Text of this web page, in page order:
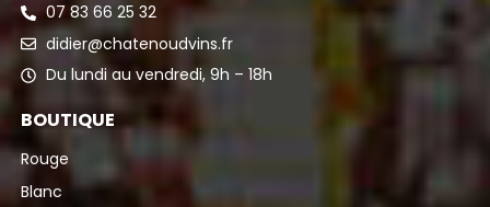
07 83 66 25 32
didier@chatenoudvins.fr
Du lundi au vendredi, 9h – 18h
BOUTIQUE
Rouge
Blanc